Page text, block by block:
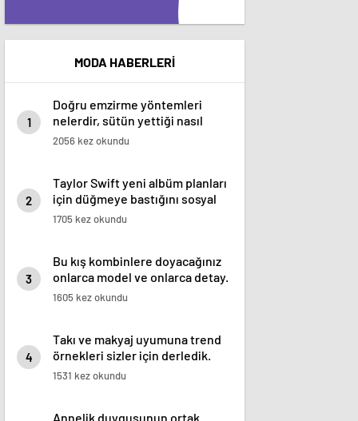
MODA HABERLERİ
1
Doğru emzirme yöntemleri
nelerdir, sütün yettiği nasıl
anlaşılır?
2056 kez okundu
2
Taylor Swift yeni albüm planları
için düğmeye bastığını sosyal
medyadan duyurdu!
1705 kez okundu
3
Bu kış kombinlere doyacağınız
onlarca model ve onlarca detay.
1605 kez okundu
4
Takı ve makyaj uyumuna trend
örnekleri sizler için derledik.
1531 kez okundu
Annelik duygusunun ortak